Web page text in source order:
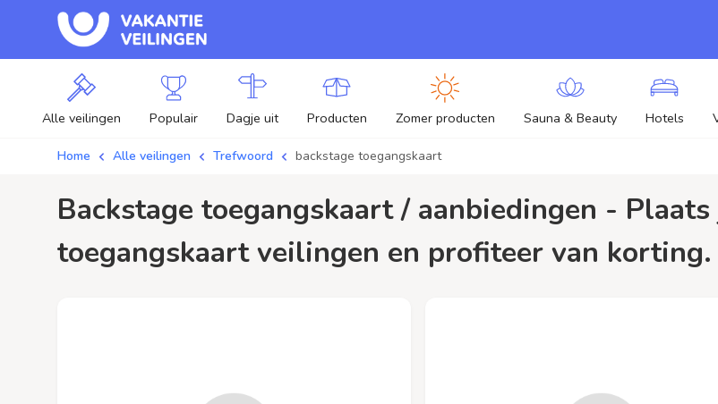
Alle veilingen Populair Dagje uit Producten Zomer producten Sauna & Beauty Hotels
Home Alle veilingen Trefwoord backstage toegangskaart
backstage toegangskaart / aanbiedingen - Plaats je bod op backstage
toegangskaart veilingen en profiteer van korting.